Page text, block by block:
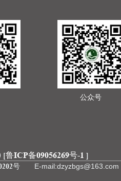
[鲁ICP备09056269号-1 ]
号E-mail:dzyzbgs@163.com
公众号